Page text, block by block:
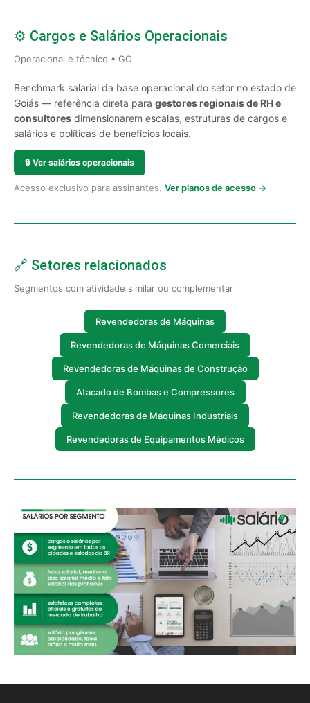
⚙️ Cargos e Salários Operacionais
Operacional e técnico • GO
Benchmark salarial da base operacional do setor no estado de
Goiás — referência direta para gestores regionais de RH e
consultores dimensionarem escalas, estruturas de cargos e
salários e políticas de benefícios locais.
🔒 Ver salários operacionais
Acesso exclusivo para assinantes. Ver planos de acesso →
🔗 Setores relacionados
Segmentos com atividade similar ou complementar
Revendedoras de Máquinas
Revendedoras de Máquinas Comerciais
Revendedoras de Máquinas de Construção
Atacado de Bombas e Compressores
Revendedoras de Máquinas Industriais
Revendedoras de Equipamentos Médicos